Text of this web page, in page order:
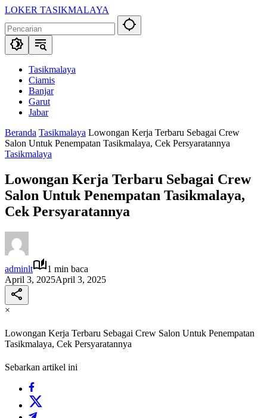
Langsung
konten
LOKER TASIKMALAYA
Lowongan
Kerja
Tasikmalaya
SekitarnaTasikmalaya
Ciamis
Banjar
Garut
Jabar
Beranda Tasikmalaya Lowongan Kerja Terbaru Sebagai Crew
Salon Untuk Penempatan Tasikmalaya, Cek Persyaratannya
Tasikmalaya
Lowongan Kerja Terbaru Sebagai Crew
Salon Untuk Penempatan Tasikmalaya,
Cek Persyaratannya
adminlt
1 min baca
April 3, 2025April 3, 2025
×
Lowongan Kerja Terbaru Sebagai Crew Salon Untuk Penempatan
Tasikmalaya, Cek Persyaratannya
Sebarkan artikel ini